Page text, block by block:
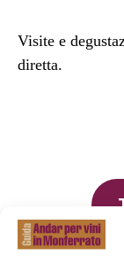
Visite e
diretta.